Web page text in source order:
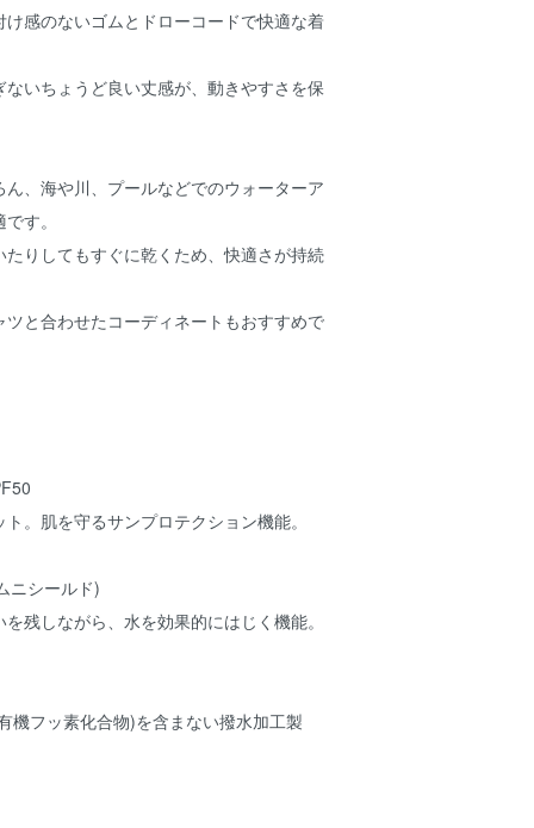
け感のないゴムとドローコードで快適な着
いちょうど良い丈感が、動きやすさを保
、海や川、プールなどでのウォーターア
す。
りしてもすぐに乾くため、快適さが持続
ツと合わせたコーディネートもおすすめで
。肌を守るサンプロテクション機能。
ニシールド)
残しながら、水を効果的にはじく機能。
機フッ素化合物)を含まない撥水加工製